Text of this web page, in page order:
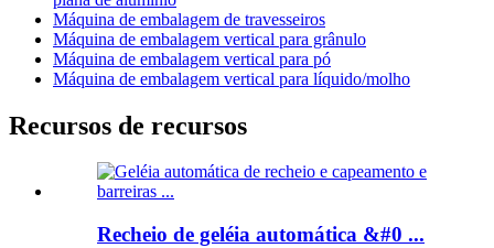
Máquina de embalagem de travesseiros
Máquina de embalagem vertical para grânulo
Máquina de embalagem vertical para pó
Máquina de embalagem vertical para líquido/molho
Recursos de recursos
Recheio de geléia automática &#0 ...